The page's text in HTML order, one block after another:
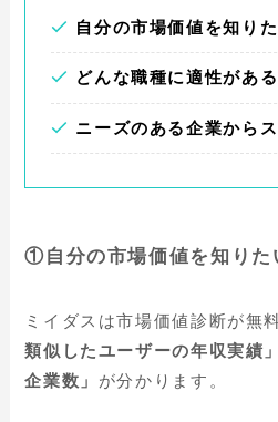
自分の市場価値を知り
どんな職種に適性があ
ニーズのある企業から
①自分の市場価値を知りた
ミイダスは市場価値診断が無
類似したユーザーの年収実績
企業数」 が分かります。